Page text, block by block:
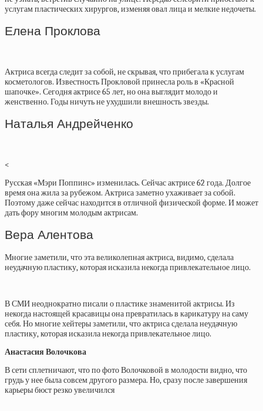
услугам пластических хирургов, изменяя овал лица и мелкие недочеты.
Елена Проклова
Актриса всегда следит за собой, не скрывая, что прибегала к услугам
косметологов. Известность Прокловой принесла роль в «Красной
шапочке». Сегодня актрисе 65 лет, но она выглядит молодо и
женственно. Годы ничуть не ухудшили внешность звезды.
Наталья Андрейченко
<
Русская «Мэри Поппинс» изменилась. Сейчас актрисе 62 года. Долгое
время она жила за рубежом. Актриса заметно ухаживает за собой.
Поэтому даже сейчас находится в отличной физической форме. И может
дать фору многим молодым актрисам.
Вера Алентова
Многие заметили, что эта великолепная актриса, видимо, сделала
неудачную пластику, которая исказила некогда привлекательное лицо.
В СМИ неоднократно писали о пластике знаменитой актрисы. Из
некогда настоящей красавицы она превратилась в карикатуру на саму
себя. Но многие хейтеры заметили, что актриса сделала неудачную
пластику, которая исказила некогда привлекательное лицо.
Анастасия Волочкова
В сети сплетничают, что по фото Волочковой в молодости видно, что
грудь у нее была совсем другого размера. Но, сразу после завершения
карьеры бюст резко увеличился